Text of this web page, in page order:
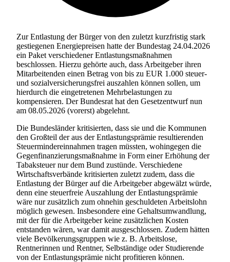
Zur Entlastung der Bürger von den zuletzt kurzfristig stark
gestiegenen Energiepreisen hatte der Bundestag 24.04.2026
ein Paket verschiedener Entlastungsmaßnahmen
beschlossen. Hierzu gehörte auch, dass Arbeitgeber ihren
Mitarbeitenden einen Betrag von bis zu EUR 1.000 steuer-
und sozialversicherungsfrei auszahlen können sollen, um
hierdurch die eingetretenen Mehrbelastungen zu
kompensieren. Der Bundesrat hat den Gesetzentwurf nun
am 08.05.2026 (vorerst) abgelehnt.
Die Bundesländer kritisierten, dass sie und die Kommunen
den Großteil der aus der Entlastungsprämie resultierenden
Steuermindereinnahmen tragen müssten, wohingegen die
Gegenfinanzierungsmaßnahme in Form einer Erhöhung der
Tabaksteuer nur dem Bund zustünde. Verschiedene
Wirtschaftsverbände kritisierten zuletzt zudem, dass die
Entlastung der Bürger auf die Arbeitgeber abgewälzt würde,
denn eine steuerfreie Auszahlung der Entlastungsprämie
wäre nur zusätzlich zum ohnehin geschuldeten Arbeitslohn
möglich gewesen. Insbesondere eine Gehaltsumwandlung,
mit der für die Arbeitgeber keine zusätzlichen Kosten
entstanden wären, war damit ausgeschlossen. Zudem hätten
viele Bevölkerungsgruppen wie z. B. Arbeitslose,
Rentnerinnen und Rentner, Selbständige oder Studierende
von der Entlastungsprämie nicht profitieren können.